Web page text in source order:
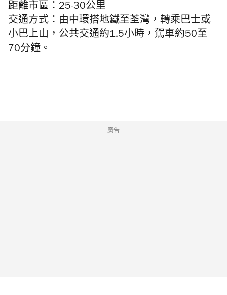
距離市區：25-30公里
交通方式：由中環搭地鐵至荃灣，轉乘巴士或
小巴上山，公共交通約1.5小時，駕車約50至
70分鐘。
廣告